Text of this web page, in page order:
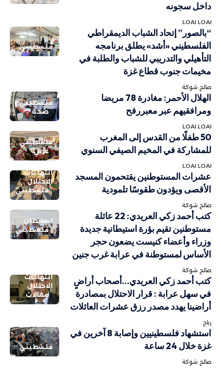
داخل سجونه
LOAI LOAI
فلسطيني
“بالصور” إتحاد الشباب الديمقراطي
الفلسطيني «أشد» يطلق برنامجه
التأهيلي والتدريبي للشباب والطلبة في
مخيمات جنوب قطاع غزة
صالح شوكة
فلسطيني
صحة
الهلال الأحمر: مغادرة 78 مريضا
ومرافقيهم عبر معبررفح
LOAI LOAI
فلسطيني
عربي
50 طفلًا من القدس إلى المغرب
للمشاركة في المخيم الصيفي السنوي
LOAI LOAI
انتهاكات
الاحتلال
فلسطيني
عشرات المستوطنين يقتحمون المسجد
الأقصى ويؤدون طقوسًا تلمودية
صالح شوكة
استيطان
فلسطيني
كتب أحمد زكي العريدي: 22 عائلة
مستوطنين تقيم بؤرة استيطانية جديدة
وزراء وأعضاء كنيست يضعون حجر
الأساس لمستوطنة في عرابة غرب جنين
صالح شوكة
انتهاكات
الاحتلال
مقالات
كتب أحمد زكي العريدي…أصحاب أراضٍ
في سهل عرابة : قرار الاحتلال بمصادرة
أراضينا يهدد مصدر رزق عشرات العائلات
رباح
فلسطيني
استشهاد فلسطينيين وإصابة 8 آخرين في
غزة خلال 24 ساعة
صالح شوكة